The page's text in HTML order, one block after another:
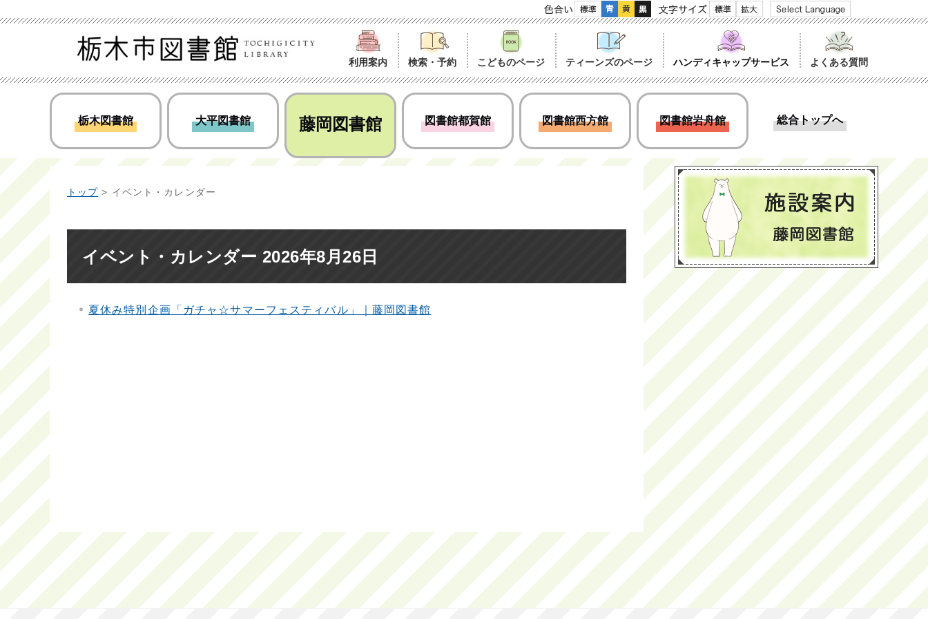
色合い 文字サイズ
利用案内 検索・予約 こどものページ ティーンズのページ ハンディキャップサービス よくある質問
栃木図書館 大平図書館 藤岡図書館 図書館都賀館 図書館西方館 図書館岩舟館 総合トップへ
トップ > イベント・カレンダー
イベント・カレンダー 2026年8月26日
夏休み特別企画「ガチャ☆サマーフェスティバル」｜藤岡図書館